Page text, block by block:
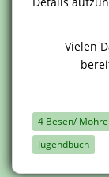
Vielen
4 Besen/
Jugendbuch